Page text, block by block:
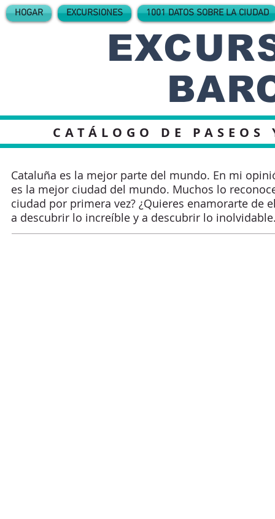
HOGAR EXCURSIONES 1001 DATOS SOBRE LA CIUDAD
CATÁLOGO DE
Cataluña es la mejor parte del mundo. En mi
es la mejor ciudad del mundo. Muchos lo
ciudad por primera vez? ¿Quieres enamorarte de
a descubrir lo increíble y a descubrir lo